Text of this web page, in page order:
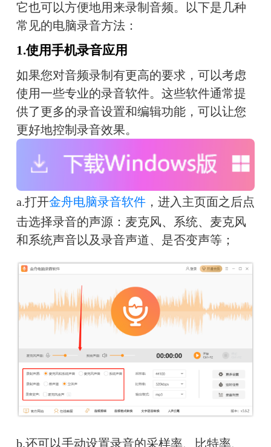
它也可以方便地用来录制音频。以下是几种
常见的电脑录音方法：
1.使用手机录音应用
如果您对音频录制有更高的要求，可以考虑
使用一些专业的录音软件。这些软件通常提
供了更多的录音设置和编辑功能，可以让您
更好地控制录音效果。
a.打开金舟电脑录音软件，进入主页面之后点
击选择录音的声源：麦克风、系统、麦克风
和系统声音以及录音声道、是否变声等；
b.还可以手动设置录音的采样率、比特率、